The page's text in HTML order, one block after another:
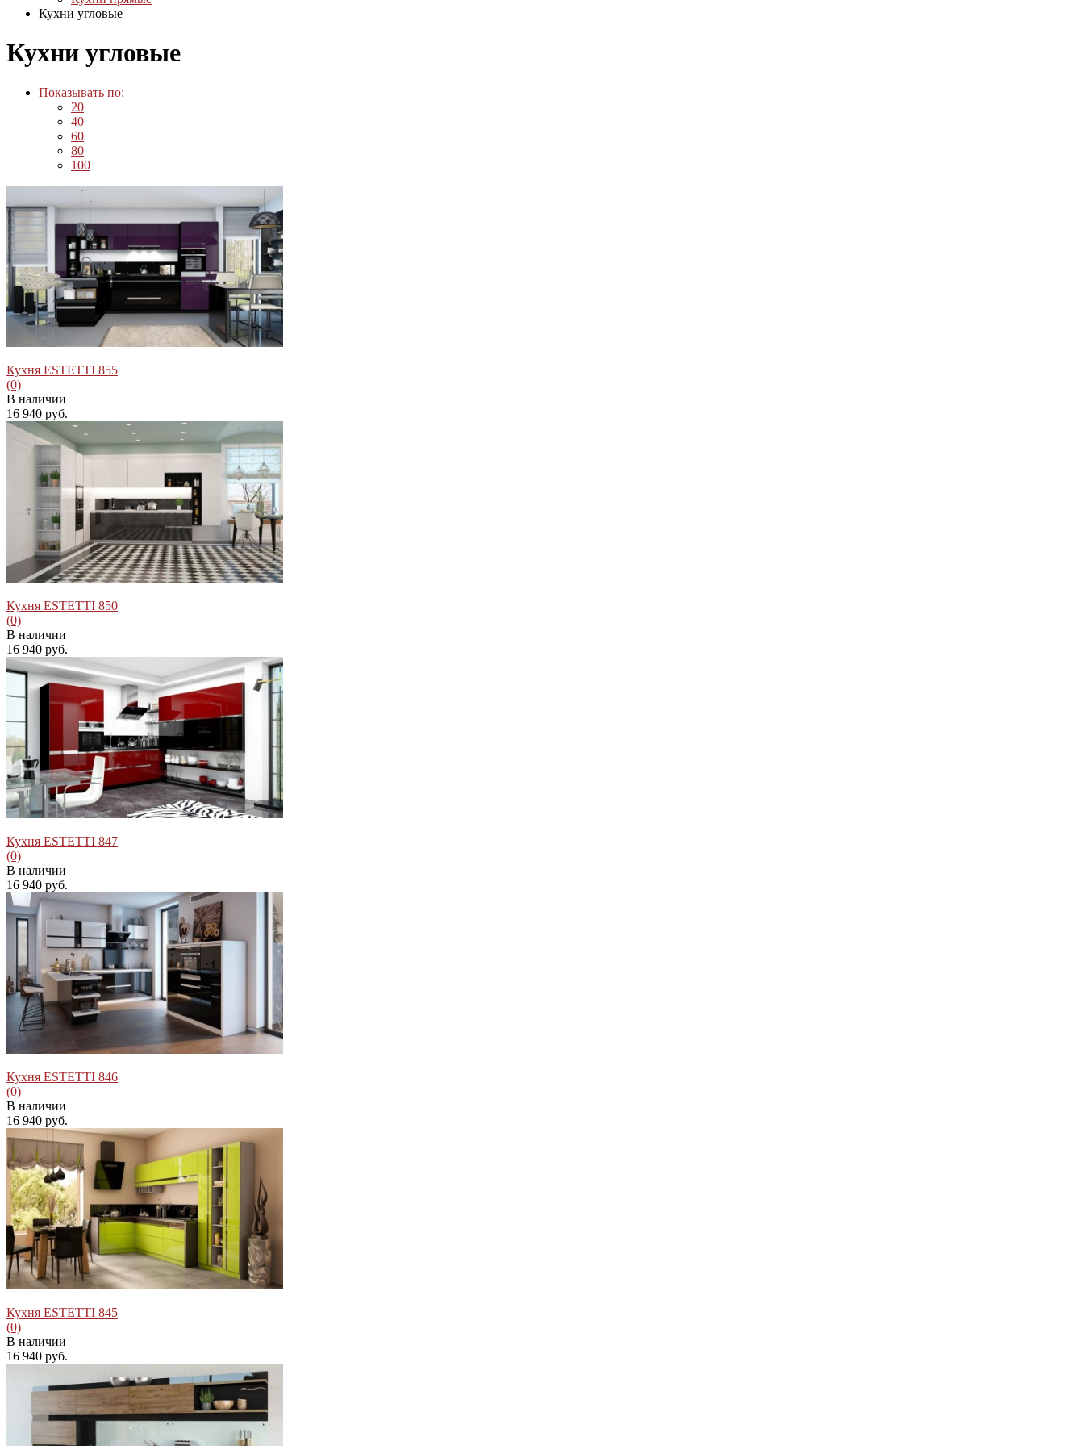
Кухни угловые
Кухни угловые
Показывать по:
20
40
60
80
100
избранное сравнить
Кухня ESTETTI 855
(0)
В наличии
16 940 руб.
избранное сравнить
Кухня ESTETTI 850
(0)
В наличии
16 940 руб.
избранное сравнить
Кухня ESTETTI 847
(0)
В наличии
16 940 руб.
избранное сравнить
Кухня ESTETTI 846
(0)
В наличии
16 940 руб.
Кухня ESTETTI 845
(0)
В наличии
16 940 руб.